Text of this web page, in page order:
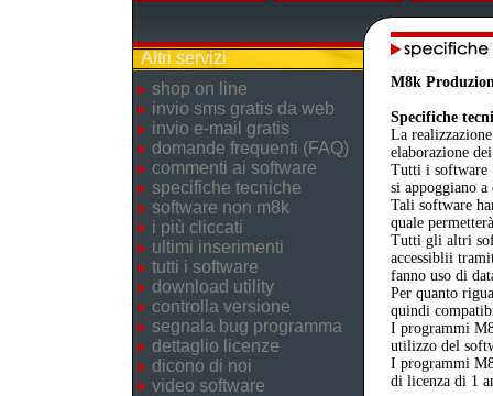
Altri servizi
shop on line
invio sms gratis da web
invio e-mail gratis
domande frequenti (FAQ)
commenti ai software
specifiche tecniche
software non m8k
i più cliccati
ultimi inserimenti
tutti i software
download utility
controlla versione
segnala bug programma
dettaglio licenze
dicono di noi
video software
M8k
Specifiche
La
elaborazione
Tutti i software
si appoggiano a
Tali software
quale
Tutti gli altri
accessiblii
fanno uso di
Per quanto
quindi
I programmi
utilizzo del
I programmi
di licenza di 1